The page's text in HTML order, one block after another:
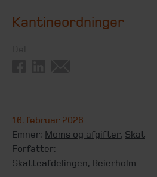
Kantineordninger
16. februar 2026
Emner: Moms og afgifter, Skat
Forfatter:
Skatteafdelingen, Beierholm